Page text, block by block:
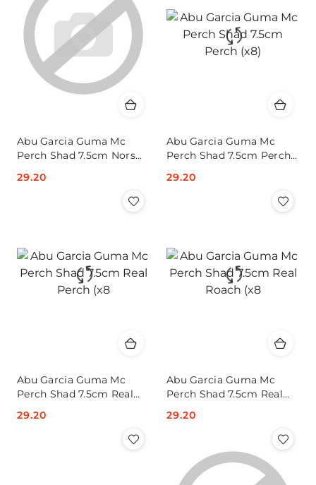
Abu Garcia Guma Mc
Perch Shad 7.5cm Nors
Cena:
29.20
Abu Garcia Guma Mc
Perch Shad 7.5cm Perch
Cena:
29.20
Abu Garcia Guma Mc
Perch Shad 7.5cm Real
Cena:
29.20
Abu Garcia Guma Mc
Perch Shad 7.5cm Real
Cena:
29.20